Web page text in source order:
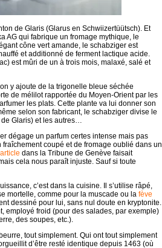
de Glaris (Glarus en Schwiizertüütsch). Et
AG qui fabrique un fromage mythique, le
cône vert amande, le schabziger est
et additionné de ferment lactique acide.
est mûri de un à trois mois, malaxé, salé et
y ajoute de la trigonelle bleue séchée
de mélilot rapportée du Moyen-Orient par les
les plats. Cette plante va lui donner son
selon son fabricant, le schabziger divise le
Glaris) et les autres…
dégage un parfum certes intense mais pas
coupé et de fromage oublié dans un
dans la Tribune de Genève faisait
cela nous paraît injuste. Sauf si toute
c’est dans la cuisine. Il s’utilise râpé,
mortelle, comme pour la muscade ou la fève
dessiné pour lui, sans nul doute en kryptonite.
employé froid (pour des salades, par exemple)
des soupes, etc.).
tout simplement. Qui ont tout simplement
d’être resté identique depuis 1463 (où